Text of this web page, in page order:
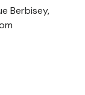
Berbisey,